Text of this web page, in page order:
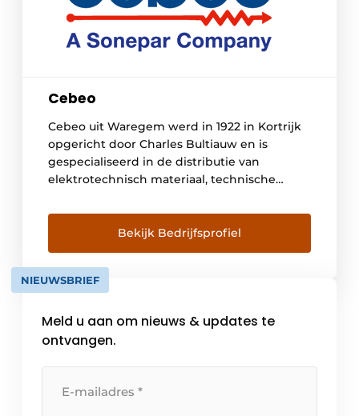
Cebeo
Cebeo uit Waregem werd in 1922 in Kortrijk
opgericht door Charles Bultiauw en is
gespecialiseerd in de distributie van
elektrotechnisch materiaal, technische
residentiële, tertiaire en industriële sector.
Onze geschiedenis wordt gekenmerkt door
organische groei en acquisities. Als
marktleider is Cebeo toonaangevend op het
vlak van dienstverlening aan de klanten,
Bekijk Bedrijfsprofiel
NIEUWSBRIEF
Meld u aan om nieuws & updates te
ontvangen.